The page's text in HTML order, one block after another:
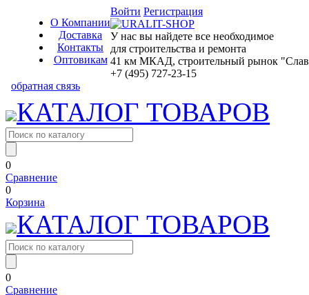
О Компании
Доставка
Контакты
Оптовикам
Войти Регистрация
У нас вы найдете все необходимое
для строительства и ремонта
41 км МКАД, строительный рынок
+7 (495) 727-23-15
обратная связь
КАТАЛОГ ТОВАРОВ
0
Сравнение
0
Корзина
КАТАЛОГ ТОВАРОВ
0
Сравнение